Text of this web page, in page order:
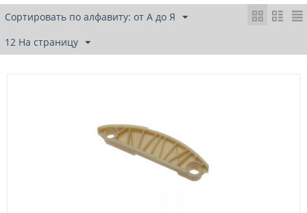
Сортировать по алфавиту: от А до Я
12 На страницу